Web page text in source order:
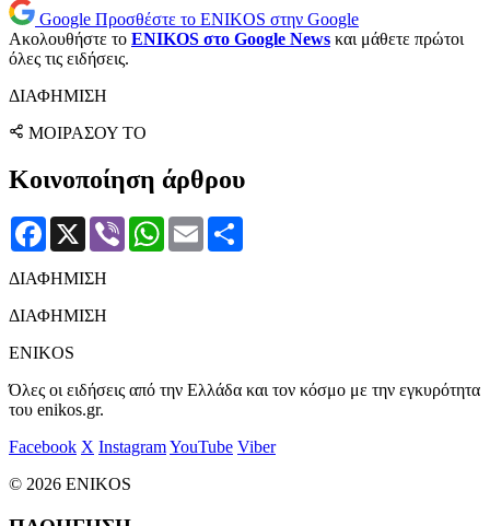
Google Προσθέστε το ENIKOS στην Google
Ακολουθήστε το ENIKOS στο Google News και μάθετε πρώτοι
όλες τις ειδήσεις.
ΔΙΑΦΗΜΙΣΗ
ΜΟΙΡΑΣΟΥ ΤΟ
Κοινοποίηση άρθρου
Facebook
X Viber WhatsApp
Email
ΔΙΑΦΗΜΙΣΗ
ΔΙΑΦΗΜΙΣΗ
ENIKOS
Όλες οι ειδήσεις από την Ελλάδα και τον κόσμο με την εγκυρότητα
του enikos.gr.
Facebook X InstagramYouTube Viber
© 2026 ENIKOS